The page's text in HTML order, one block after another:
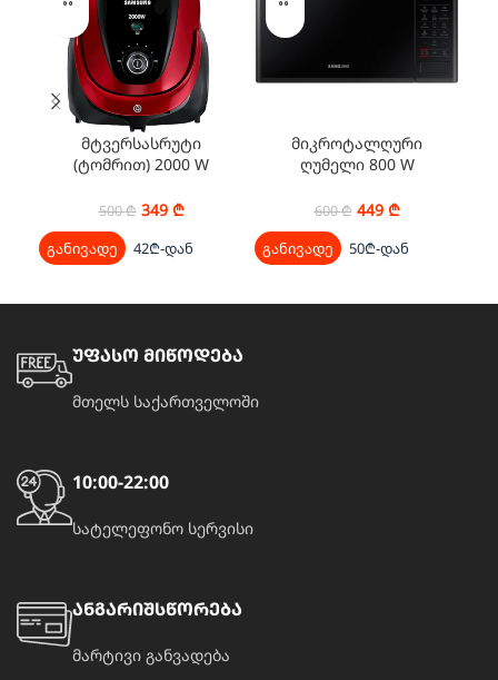
მტვერსასრუტი
(ტომრით) 2000 W
VC20M257AWR/EV
500₾ 349 ₾
განივადე 42₾-დან
მიკროტალღური
ღუმელი 800 W
MS23J5133AK/BA
600₾ 449 ₾
განივადე 50₾-დან
უფასო მიწოდება
მთელს საქართველოში
10:00-22:00
სატელეფონო სერვისი
ანგარიშსწორება
მარტივი განვადება